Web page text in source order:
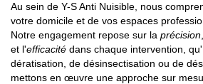
Au sein de Y-S Anti Nuisible, nous
votre domicile et de vos espaces
Notre engagement repose sur la précision
et l'efficacité dans chaque intervention,
dératisation, de désinsectisation ou de
mettons en œuvre une approche sur